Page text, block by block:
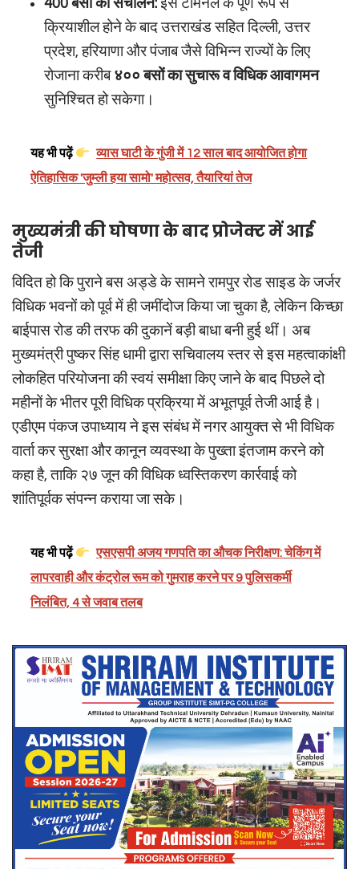
400 बसों का संचालन:इस टर्मिनल के पूर्ण रूप से
क्रियाशील होने के बाद उत्तराखंड सहित दिल्ली, उत्तर
प्रदेश, हरियाणा और पंजाब जैसे विभिन्न राज्यों के लिए
रोजाना करीब ४०० बसों का सुचारू व विधिक आवागमन
सुनिश्चित हो सकेगा।
यह भी पढ़ें
व्यास घाटी के गुंजी में 12 साल बाद आयोजित होगा
ऐतिहासिक 'जुम्ली हया सामो' महोत्सव, तैयारियां तेज
मुख्यमंत्री की घोषणा के बाद प्रोजेक्ट में आई
तेजी
विदित हो कि पुराने बस अड्डे के सामने रामपुर रोड साइड के जर्जर
विधिक भवनों को पूर्व में ही जमींदोज किया जा चुका है, लेकिन किच्छा
बाईपास रोड की तरफ की दुकानें बड़ी बाधा बनी हुई थीं। अब
मुख्यमंत्री पुष्कर सिंह धामी द्वारा सचिवालय स्तर से इस महत्वाकांक्षी
लोकहित परियोजना की स्वयं समीक्षा किए जाने के बाद पिछले दो
महीनों के भीतर पूरी विधिक प्रक्रिया में अभूतपूर्व तेजी आई है।
एडीएम पंकज उपाध्याय ने इस संबंध में नगर आयुक्त से भी विधिक
वार्ता कर सुरक्षा और कानून व्यवस्था के पुख्ता इंतजाम करने को
कहा है, ताकि २७ जून की विधिक ध्वस्तिकरण कार्रवाई को
शांतिपूर्वक संपन्न कराया जा सके।
यह भी पढ़ें
एसएसपी अजय गणपति का औचक निरीक्षण: चेकिंग में
लापरवाही और कंट्रोल रूम को गुमराह करने पर 9 पुलिसकर्मी
निलंबित, 4 से जवाब तलब